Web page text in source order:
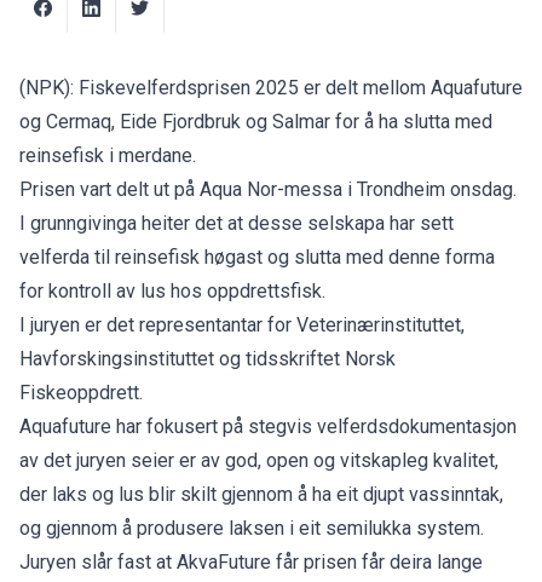
(NPK): Fiskevelferdsprisen 2025 er delt mellom Aquafuture
og Cermaq, Eide Fjordbruk og Salmar for å ha slutta med
reinsefisk i merdane.
Prisen vart delt ut på Aqua Nor-messa i Trondheim onsdag.
I grunngivinga heiter det at desse selskapa har sett
velferda til reinsefisk høgast og slutta med denne forma
for kontroll av lus hos oppdrettsfisk.
I juryen er det representantar for Veterinærinstituttet,
Havforskingsinstituttet og tidsskriftet Norsk
Fiskeoppdrett.
Aquafuture har fokusert på stegvis velferdsdokumentasjon
av det juryen seier er av god, open og vitskapleg kvalitet,
der laks og lus blir skilt gjennom å ha eit djupt vassinntak,
og gjennom å produsere laksen i eit semilukka system.
Juryen slår fast at AkvaFuture får prisen får deira lange